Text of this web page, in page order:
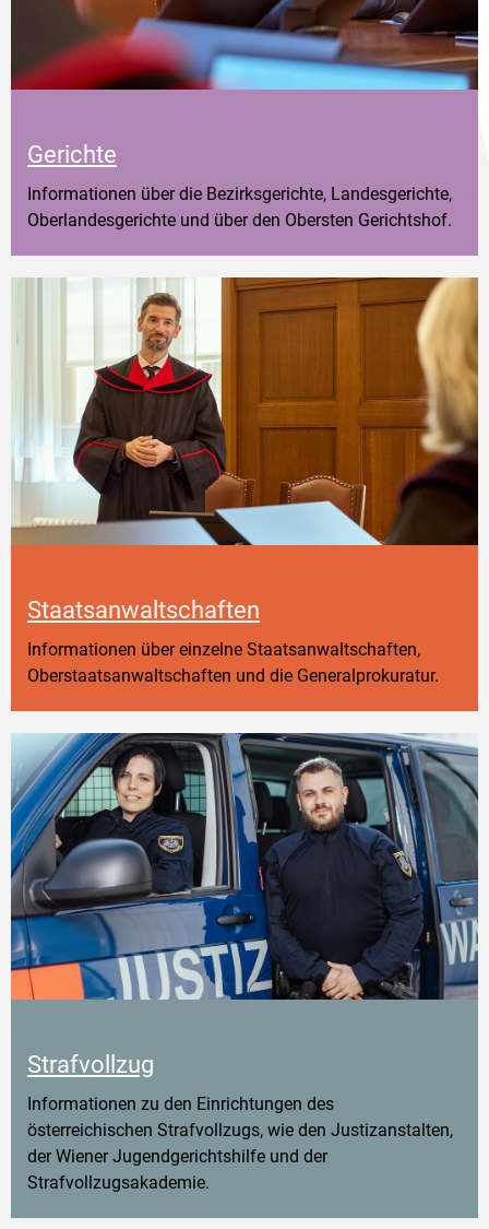
Gerichte
Informationen über die Bezirksgerichte, Landesgerichte,
Oberlandesgerichte und über den Obersten Gerichtshof.
Staatsanwaltschaften
Informationen über einzelne Staatsanwaltschaften,
Oberstaatsanwaltschaften und die Generalprokuratur.
Strafvollzug
Informationen zu den Einrichtungen des
österreichischen Strafvollzugs, wie den Justizanstalten,
der Wiener Jugendgerichtshilfe und der
Strafvollzugsakademie.